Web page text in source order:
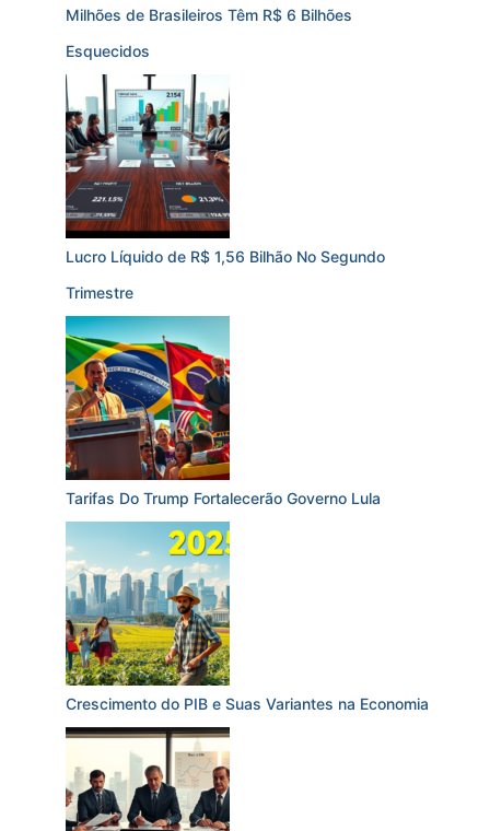
Milhões de Brasileiros Têm R$ 6 Bilhões
Esquecidos
Lucro Líquido de R$ 1,56 Bilhão No Segundo
Trimestre
Tarifas Do Trump Fortalecerão Governo Lula
Crescimento do PIB e Suas Variantes na Economia